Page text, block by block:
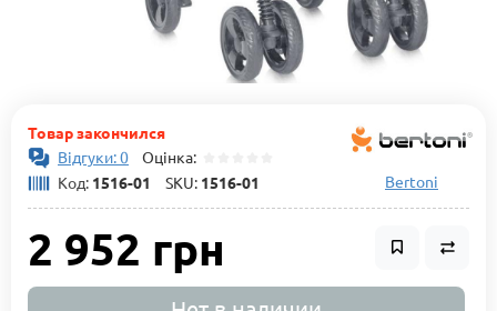
Товар закончился
Відгуки: 0 Оцінка:
Код: 1516-01 SKU: 1516-01 Bertoni
2 952 грн